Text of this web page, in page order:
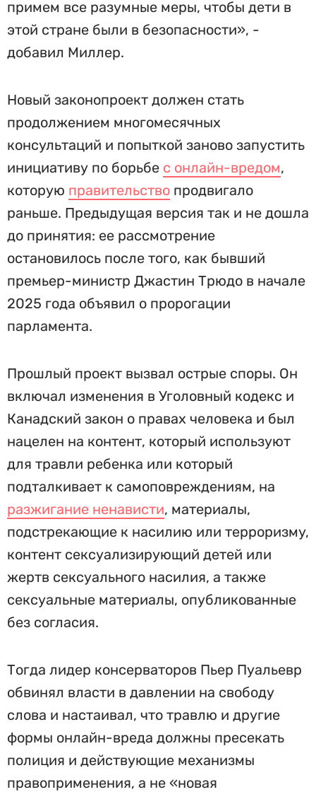
примем все разумные меры, чтобы дети в
этой стране были в безопасности», -
добавил Миллер.
Новый законопроект должен стать
продолжением многомесячных
консультаций и попыткой заново запустить
инициативу по борьбе с онлайн-вредом,
которую правительство продвигало
раньше. Предыдущая версия так и не дошла
до принятия: ее рассмотрение
остановилось после того, как бывший
премьер-министр Джастин Трюдо в начале
2025 года объявил о пророгации
парламента.
Прошлый проект вызвал острые споры. Он
включал изменения в Уголовный кодекс и
Канадский закон о правах человека и был
нацелен на контент, который используют
для травли ребенка или который
подталкивает к самоповреждениям, на
разжигание ненависти, материалы,
подстрекающие к насилию или терроризму,
контент сексуализирующий детей или
жертв сексуального насилия, а также
сексуальные материалы, опубликованные
без согласия.
Тогда лидер консерваторов Пьер Пуальевр
обвинял власти в давлении на свободу
слова и настаивал, что травлю и другие
формы онлайн-вреда должны пресекать
полиция и действующие механизмы
правоприменения, а не «новая